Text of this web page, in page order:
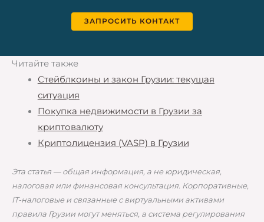
ЗАПРОСИТЬ КОНТАКТ
Читайте также
Стейблкоины и закон Грузии: текущая
ситуация
Покупка недвижимости в Грузии за
криптовалюту
Криптолицензия (VASP) в Грузии
Эта статья — общая информация, а не юридическая,
налоговая или финансовая консультация. Корпоративные,
IT-налоговые и связанные с виртуальными активами
правила Грузии могут меняться, а система регулирования